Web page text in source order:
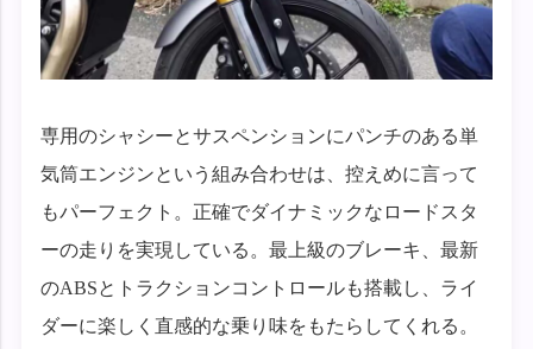
専用のシャシーとサスペンションにパンチのある単
気筒エンジンという組み合わせは、控えめに言って
もパーフェクト。正確でダイナミックなロードスタ
ーの走りを実現している。最上級のブレーキ、最新
のABSとトラクションコントロールも搭載し、ライ
ダーに楽しく直感的な乗り味をもたらしてくれる。